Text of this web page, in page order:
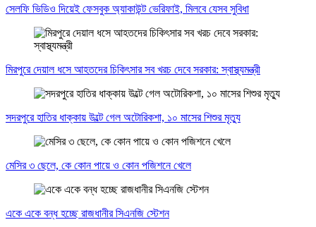
সেলফি ভিডিও দিয়েই ফেসবুক অ্যাকাউন্ট ভেরিফাই, মিলবে যেসব সুবিধা
মিরপুরে দেয়াল ধসে আহতদের চিকিৎসার সব খরচ দেবে সরকার: স্বাস্থ্যমন্ত্রী
সদরপুরে হাতির ধাক্কায় উল্টে গেল অটোরিকশা, ১০ মাসের শিশুর মৃত্যু
মেসির ৩ ছেলে, কে কোন পায়ে ও কোন পজিশনে খেলে
একে একে বন্ধ হচ্ছে রাজধানীর সিএনজি স্টেশন